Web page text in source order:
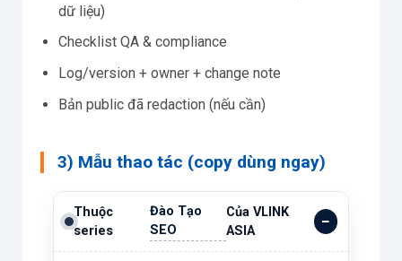
dữ liệu)
Checklist QA & compliance
Log/version + owner + change note
Bản public đã redaction (nếu cần)
3) Mẫu thao tác (copy dùng ngay)
Thuộc
series
Đào Tạo
SEO
Của VLINK
ASIA